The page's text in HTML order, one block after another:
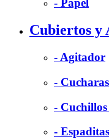
- Papel
Cubiertos y
- Agitador
- Cucharas
- Cuchillos
- Espaditas